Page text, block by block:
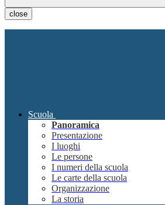
close
Scuola
Panoramica
Presentazione
I luoghi
Le persone
I numeri della scuola
Le carte della scuola
Organizzazione
La storia